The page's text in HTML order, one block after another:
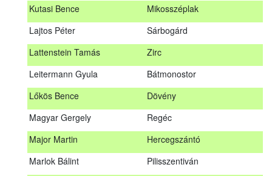
Kutasi Bence
Mikosszéplak
Lajtos Péter
Sárbogárd
Lattenstein Tamás
Zirc
Leitermann Gyula
Bátmonostor
Lőkös Bence
Dövény
Magyar Gergely
Regéc
Major Martin
Hercegszántó
Marlok Bálint
Pilisszentiván
Kovács Dániel
Sárbogárd
Lattenstein Tamás
Zirc
Leitermann Gyula
Bátmonostor